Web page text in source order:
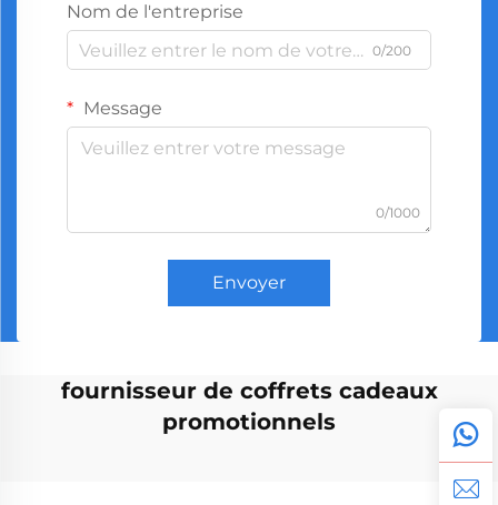
Nom de l'entreprise
0/200
Message
0/1000
Envoyer
fournisseur de coffrets cadeaux
promotionnels